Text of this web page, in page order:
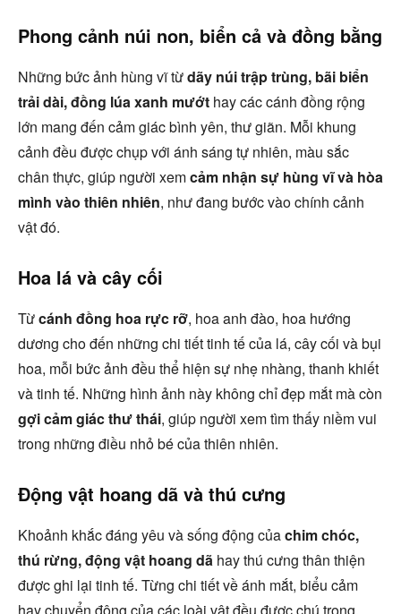
Phong cảnh núi non, biển cả và đồng bằng
Những bức ảnh hùng vĩ từdãy núi trập trùng, bãi biển
trải dài, đồng lúa xanh mướt hay các cánh đồng rộng
lớn mang đến cảm giác bình yên, thư giãn. Mỗi khung
cảnh đều được chụp với ánh sáng tự nhiên, màu sắc
chân thực, giúp người xemcảm nhận sự hùng vĩ và hòa
mình vào thiên nhiên, như đang bước vào chính cảnh
vật đó.
Hoa lá và cây cối
Từcánh đồng hoa rực rỡ, hoa anh đào, hoa hướng
dương cho đến những chi tiết tinh tế của lá, cây cối và bụi
hoa, mỗi bức ảnh đều thể hiện sự nhẹ nhàng, thanh khiết
và tinh tế. Những hình ảnh này không chỉ đẹp mắt mà còn
gợi cảm giác thư thái, giúp người xem tìm thấy niềm vui
trong những điều nhỏ bé của thiên nhiên.
Động vật hoang dã và thú cưng
Khoảnh khắc đáng yêu và sống động củachim chóc,
thú rừng, động vật hoang dã hay thú cưng thân thiện
được ghi lại tinh tế. Từng chi tiết về ánh mắt, biểu cảm